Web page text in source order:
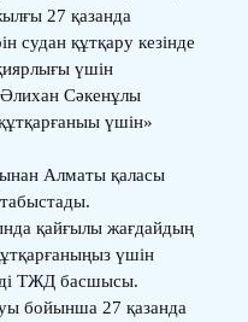
27 қазанда
судан құтқару кезінде
үшін
Сәкенұлы
үшін»
Алматы қаласы
қайғылы жағдайдың
үшін
ТЖД басшысы.
бойынша 27 қазанда